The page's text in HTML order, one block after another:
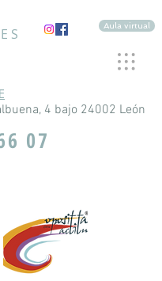
Aula virtual
4 bajo 24002 León
07